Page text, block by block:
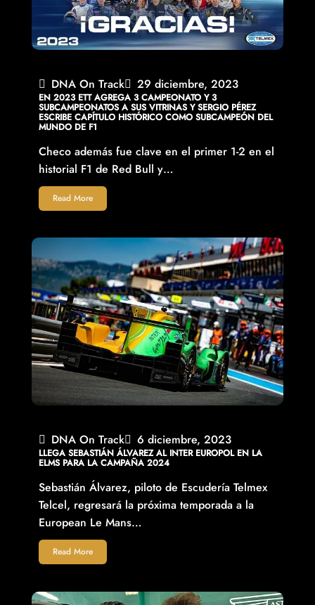
DNA On Track 29 diciembre, 2023
EN 2023 ETT AGREGA 3 CAMPEONATO Y 3
SUBCAMPEONATOS A SUS VITRINAS Y SERGIO PÉREZ
ESCRIBE CAPÍTULO HISTÓRICO COMO SUBCAMPEÓN DEL
MUNDO DE F1
Checo además fue clave en el primer 1-2 en el
historial F1 de Red Bull y…
Read More
DNA On Track 6 diciembre, 2023
LLEGA SEBASTIÁN ÁLVAREZ AL INTER EUROPOL EN LA
ELMS PARA LA CAMPAÑA 2024
Sebastián Álvarez, piloto de Escudería Telmex
Telcel, regresará la próxima temporada a la
European Le Mans…
Read More